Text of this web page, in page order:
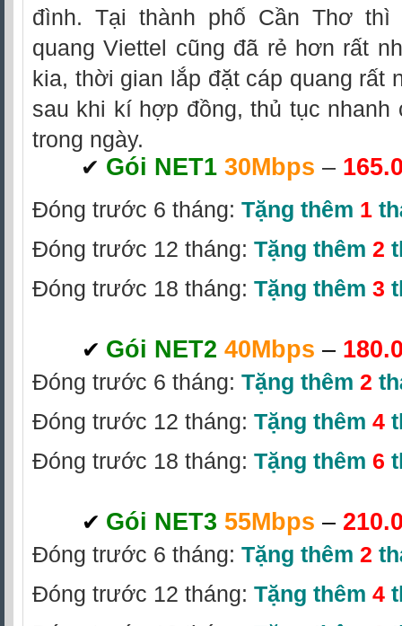
đình. Tại thành phố Cần Thơ
quang Viettel cũng đã rẻ hơn rất
kia, thời gian lắp đặt cáp quang rất
sau khi kí hợp đồng, thủ tục nhanh
trong ngày.
✔ Gói NET1 30Mbps –
Đóng trước 6 tháng: Tặng thêm 1
Đóng trước 12 tháng: Tặng thêm 2
Đóng trước 18 tháng: Tặng thêm 3
✔ Gói NET2 40Mbps –
Đóng trước 6 tháng: Tặng thêm 2
Đóng trước 12 tháng: Tặng thêm 4
Đóng trước 18 tháng: Tặng thêm 6
✔ Gói NET3 55Mbps –
Đóng trước 6 tháng: Tặng thêm 2
Đóng trước 12 tháng: Tặng thêm 4